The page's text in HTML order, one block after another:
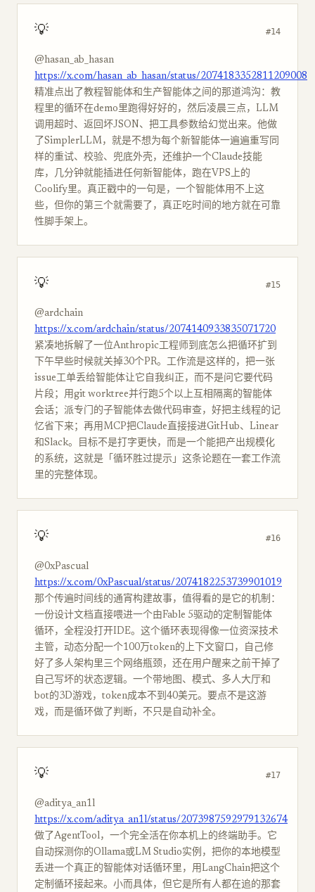
💡 #14
@hasan_ab_hasan
https://x.com/hasan_ab_hasan/status/2074183352811209008
精准点出了教程智能体和生产智能体之间的那道鸿沟：教
程里的循环在demo里跑得好好的，然后凌晨三点，LLM
调用超时、返回坏JSON、把工具参数给幻觉出来。他做
了SimplerLLM，就是不想为每个新智能体一遍遍重写同
样的重试、校验、兜底外壳，还维护一个Claude技能
库，几分钟就能插进任何新智能体，跑在VPS上的
Coolify里。真正戳中的一句是，一个智能体用不上这
些，但你的第三个就需要了，真正吃时间的地方就在可靠
性脚手架上。
💡 #15
@ardchain
https://x.com/ardchain/status/2074140933835071720
紧凑地拆解了一位Anthropic工程师到底怎么把循环扩到
下午早些时候就关掉30个PR。工作流是这样的，把一张
issue工单丢给智能体让它自我纠正，而不是问它要代码
片段；用git worktree并行跑5个以上互相隔离的智能体
会话；派专门的子智能体去做代码审查，好把主线程的记
忆省下来；再用MCP把Claude直接接进GitHub、Linear
和Slack。目标不是打字更快，而是一个能把产出规模化
的系统，这就是「循环胜过提示」这条论题在一套工作流
里的完整体现。
💡 #16
@0xPascual
https://x.com/0xPascual/status/2074182253739901019
那个传遍时间线的通宵构建故事，值得看的是它的机制：
一份设计文档直接喂进一个由Fable 5驱动的定制智能体
循环，全程没打开IDE。这个循环表现得像一位资深技术
主管，动态分配一个100万token的上下文窗口，自己修
好了多人架构里三个网络瓶颈，还在用户醒来之前干掉了
自己写坏的状态逻辑。一个带地图、模式、多人大厅和
bot的3D游戏，token成本不到40美元。要点不是这游
戏，而是循环做了判断，不只是自动补全。
💡 #17
@aditya_an1l
https://x.com/aditya_an1l/status/2073987592979132674
做了AgentTool，一个完全活在你本机上的终端助手。它
自动探测你的Ollama或LM Studio实例，把你的本地模型
丢进一个真正的智能体对话循环里，用LangChain把这个
定制循环接起来。小而具体，但它是所有人都在追的那套